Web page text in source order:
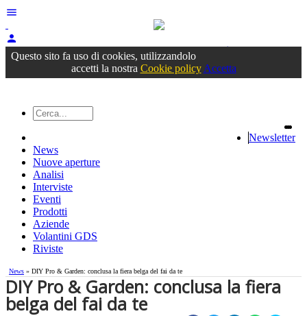
menu
person
Accedioppure registrati
Questo sito fa uso di cookies, utilizzandolo
accetti la nostra Cookie policy Accetta
Newsletter
News
Nuove aperture
Analisi
Interviste
Eventi
Prodotti
Aziende
Volantini GDS
Riviste
News » DIY Pro & Garden: conclusa la fiera belga del fai da te
DIY Pro & Garden: conclusa la fiera
belga del fai da te